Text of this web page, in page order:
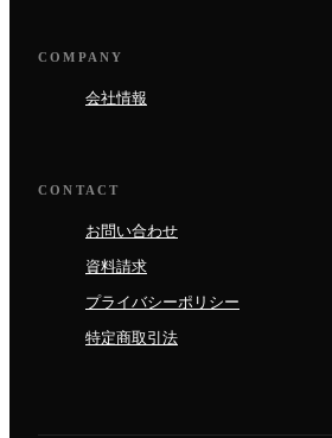
COMPANY
会社情報
CONTACT
お問い合わせ
資料請求
プライバシーポリシー
特定商取引法